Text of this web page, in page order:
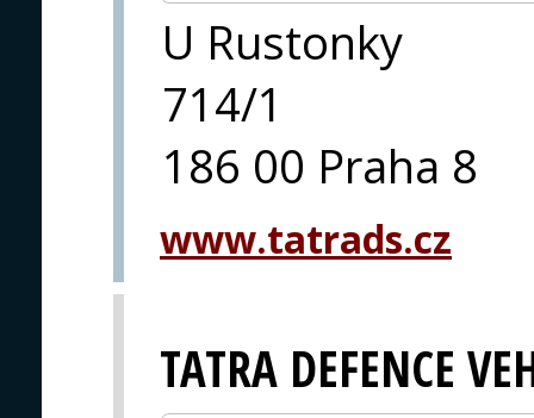
U Rustonky
714/1
186 00 Praha 8
www.tatrads.cz
TATRA DEFENCE